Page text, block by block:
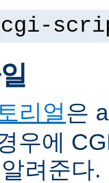
cgi-
리얼은
우에
려준다.